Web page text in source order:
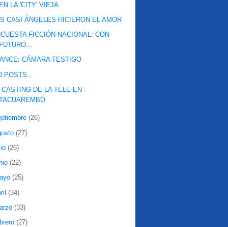
LA 'CITY' VIEJA
CASI ÁNGELES HICIERON EL AMOR
FICCIÓN NACIONAL: CON
CÁMARA TESTIGO
POSTS...
CASTING DE LA TELE EN
(26)
(27)
(26)
(22)
(25)
(34)
(33)
(27)